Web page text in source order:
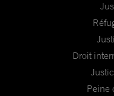
Droit
Peine